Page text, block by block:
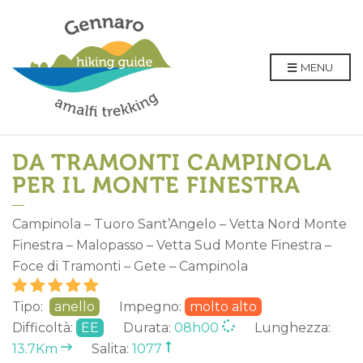
MENU
DA TRAMONTI CAMPINOLA
PER IL MONTE FINESTRA
Campinola – Tuoro Sant’Angelo – Vetta Nord Monte
Finestra – Malopasso – Vetta Sud Monte Finestra –
Foce di Tramonti – Gete – Campinola
Tipo: anello Impegno:
molto alto
Difficoltà:
EE Durata: 08h00
Lunghezza:
13.7Km
Salita: 1077